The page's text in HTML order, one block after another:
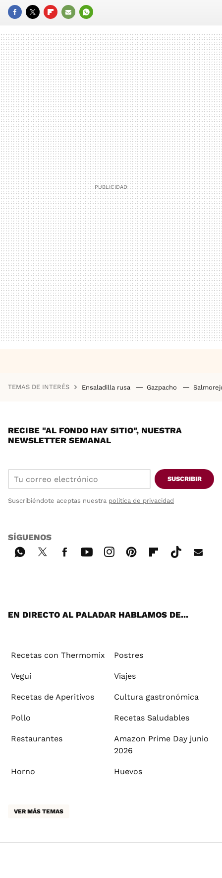
FACEBOOK
TWITTERFLIPBOARD
E-
MAIL
WHATSAPP
TEMAS DE INTERÉS Ensaladilla rusa Gazpacho
RECIBE "AL FONDO HAY SITIO", NUESTRA
NEWSLETTER SEMANAL
SUSCRIBIR
Suscribiéndote aceptas nuestra política de privacidad
SÍGUENOS
EN DIRECTO AL PALADAR HABLAMOS DE...
Recetas con Thermomix Postres
Vegui Viajes
Recetas de Aperitivos Cultura gastronómica
Pollo Recetas Saludables
Restaurantes
Amazon Prime Day junio
2026
Horno Huevos
VER MÁS TEMAS